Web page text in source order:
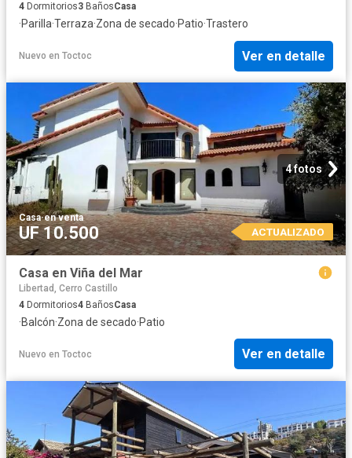
4 Dormitorios3 BañosCasa
·Parilla·Terraza·Zona de secado·Patio·Trastero
Nuevo en Toctoc Ver en detalle
4 fotos
Casa·en venta
UF 10.500 ACTUALIZADO
Casa en Viña del Mar
Libertad, Cerro Castillo
4 Dormitorios4 BañosCasa
·Balcón·Zona de secado·Patio
Nuevo en Toctoc Ver en detalle